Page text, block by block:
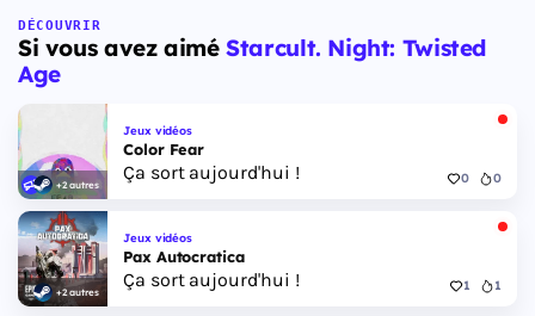
Floride, et sa ville Vice City. Il met en scène
pour la première fois un duo de protagonistes
jouables, Jason et Lucia, cette dernière étant la
première héroïne jouable d'un GTA principal.
DÉCOUVRIR
Si vous avez aiméStarcult. Night: Twisted
Age
+2 autres
Jeux vidéos
Color Fear
Ça sort aujourd'hui ! 0 0
+2 autres
Jeux vidéos
Pax Autocratica
Ça sort aujourd'hui ! 1 1